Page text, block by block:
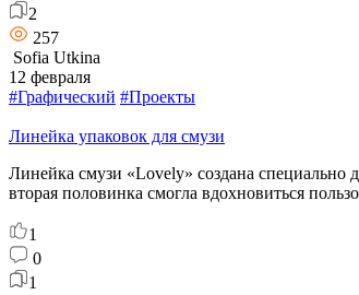
2
257
Sofia Utkina
12 февраля
#Графический #Проекты
Линейка упаковок для смузи
Линейка смузи «Lovely» создана специально
вторая половинка смогла вдохновиться
1
0
1